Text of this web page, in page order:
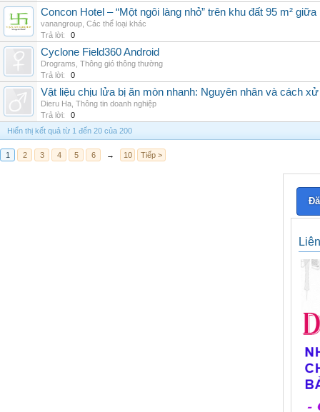
Concon Hotel – “Một ngôi làng nhỏ” trên khu đất 95 m²
vanangroup Các thể loại khác
Trả lời:
0
Cyclone Field360 Android
Drograms Thông gió thông thường
Trả lời:
0
Vật liệu chịu lửa bị ăn mòn nhanh: Nguyên nhân và cách
Dieru Ha Thông tin doanh nghiệp
Trả lời:
0
Hiển thị kết quả từ 1 đến 20 của 200
1 2 3 4 5 6 → 10 Tiếp >